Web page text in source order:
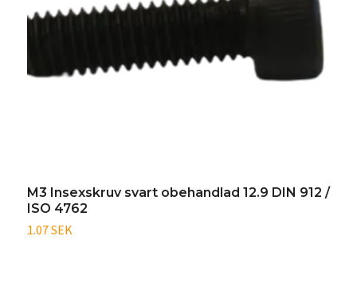
M3 Insexskruv svart obehandlad 12.9 DIN 912 /
ISO 4762
1.07 SEK